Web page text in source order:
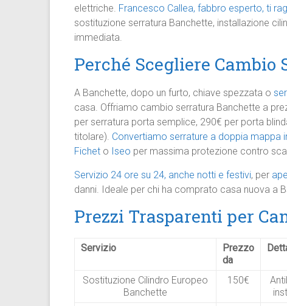
elettriche. Francesco Callea, fabbro esperto, ti
sostituzione serratura Banchette, installazione
immediata.
Perché Scegliere Cambio
A Banchette, dopo un furto, chiave spezzata o
casa. Offriamo cambio serratura Banchette a
per serratura porta semplice, 290€ per porta
titolare). Convertiamo serrature a doppia mappa
Fichet o Iseo per massima protezione contro
Servizio 24 ore su 24, anche notti e festivi, per
danni. Ideale per chi ha comprato casa nuova a
Prezzi Trasparenti per
Servizio
Prezzo
da
Sostituzione Cilindro Europeo
Banchette
150€